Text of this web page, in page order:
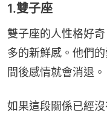
1.雙子座
雙子座的人性格好
多的新鮮感。他們
間後感情就會消退。
如果這段關係已經